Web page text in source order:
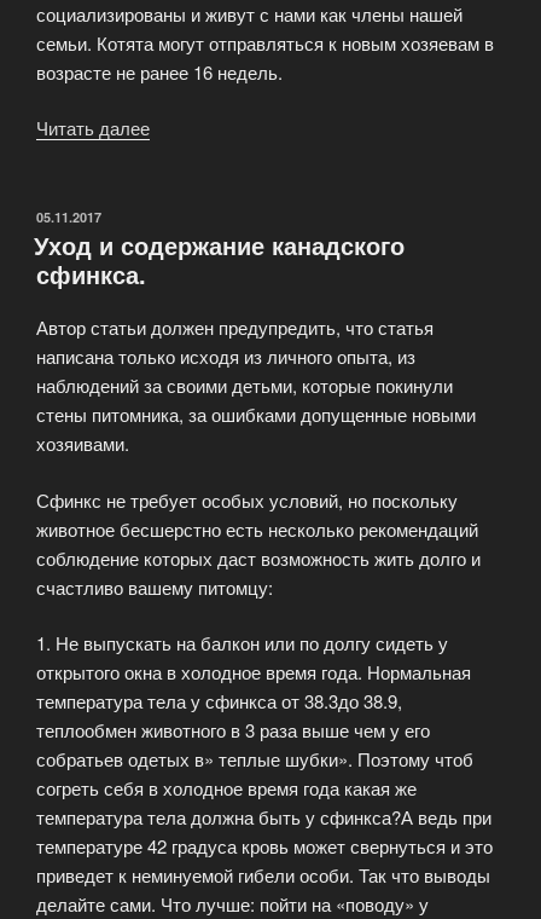
социализированы и живут с нами как члены нашей
семьи. Котята могут отправляться к новым хозяевам в
возрасте не ранее 16 недель.
Читать далее
в
ОПУБЛИКОВАНО
05.11.2017
Уход и содержание канадского
сфинкса.
Автор статьи должен предупредить, что статья
написана только исходя из личного опыта, из
наблюдений за своими детьми, которые покинули
стены питомника, за ошибками допущенные новыми
хозяивами.
Сфинкс не требует особых условий, но поскольку
животное бесшерстно есть несколько рекомендаций
соблюдение которых даст возможность жить долго и
счастливо вашему питомцу:
1. Не выпускать на балкон или по долгу сидеть у
открытого окна в холодное время года. Нормальная
температура тела у сфинкса от 38.3до 38.9,
теплообмен животного в 3 раза выше чем у его
собратьев одетых в» теплые шубки». Поэтому чтоб
согреть себя в холодное время года какая же
температура тела должна быть у сфинкса?А ведь при
температуре 42 градуса кровь может свернуться и это
приведет к неминуемой гибели особи. Так что выводы
делайте сами. Что лучше: пойти на «поводу» у